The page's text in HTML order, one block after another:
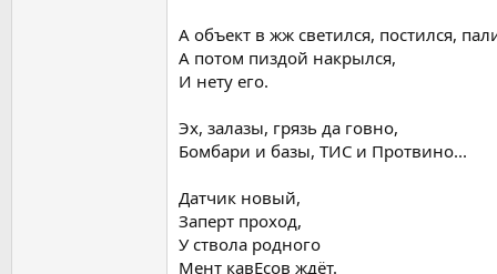
А объект в жж светился, постился,
А потом пиздой накрылся,
И нету его.
Эх, залазы, грязь да говно,
Бомбари и базы, ТИС и Протвино...
Датчик новый,
Заперт проход,
У ствола родного
Мент кавЕсов ждёт.